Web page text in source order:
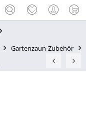
Gartenzaun-Zubehör